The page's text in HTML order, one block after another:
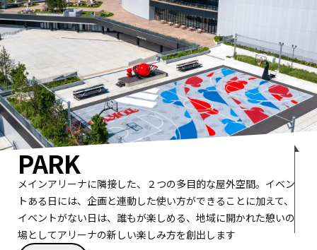
PARK
メインアリーナに隣接した、２つの多目的な屋外空間。イベン
トある日には、企画と連動した使い方ができることに加えて、
イベントがない日は、誰もが楽しめる、地域に開かれた憩いの
場としてアリーナの新しい楽しみ方を創出します